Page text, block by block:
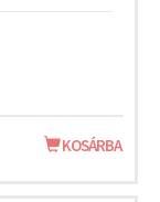
KOSÁRBA